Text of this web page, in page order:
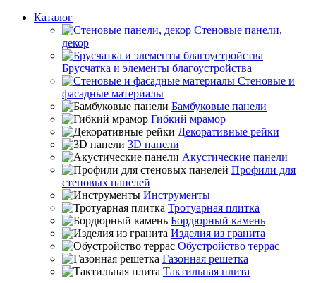
Каталог
Стеновые панели,
декор
Брусчатка и элементы благоустройства
Стеновые и
фасадные материалы
Бамбуковые панели
Гибкий мрамор
Декоративные рейки
3D панели
Акустические панели
Профили для
стеновых панелей
Инструменты
Тротуарная плитка
Бордюрный камень
Изделия из гранита
Обустройство террас
Газонная решетка
Тактильная плита